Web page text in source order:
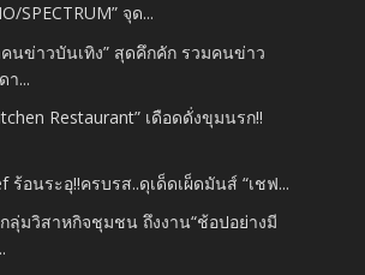
SPECTRUM” จุด...
นข่าวบันเทิง” สุดคึกคัก รวมคนข่าว
า...
Restaurant” เดือดดั่งขุมนรก!!
ร้อนระอุ!!ครบรส..ดุเด็ดเผ็ดมันส์ “เชฟ...
กลุ่มวิสาหกิจชุมชน ถึงงาน“ช้อปอย่างมี